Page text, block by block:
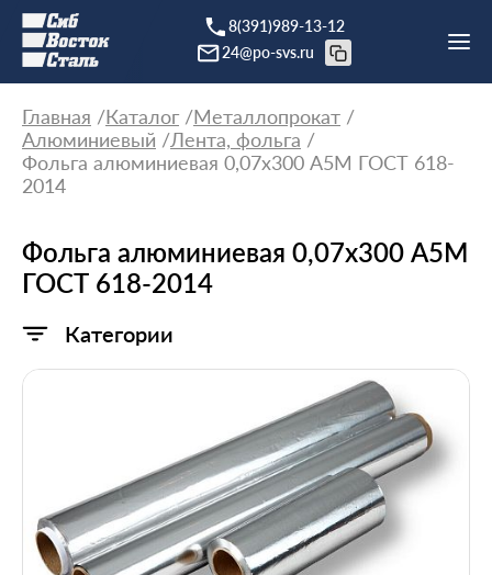
8(391)989-13-12
24@po-svs.ru
Главная Каталог
Металлопрокат
Алюминиевый
Лента, фольга
Фольга алюминиевая 0,07х300 А5М ГОСТ 618-
2014
Фольга алюминиевая 0,07х300 А5М
ГОСТ 618-2014
Категории